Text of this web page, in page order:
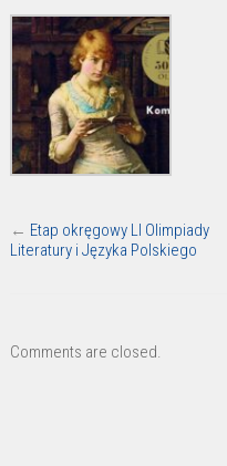
← Etap okręgowy LI Olimpiady
Literatury i Języka Polskiego
Comments are closed.